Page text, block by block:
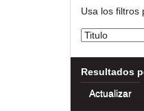
Usa los filtros
Resultados